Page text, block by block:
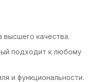
высшего качества.
подходит к любому
и функциональности.